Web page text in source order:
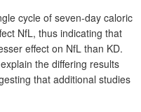
cycle of seven-day caloric
NfL, thus indicating that
effect on NfL than KD.
the differing results
that additional studies